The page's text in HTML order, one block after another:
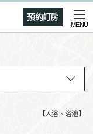
預約訂房
MENU
【入浴、浴池】